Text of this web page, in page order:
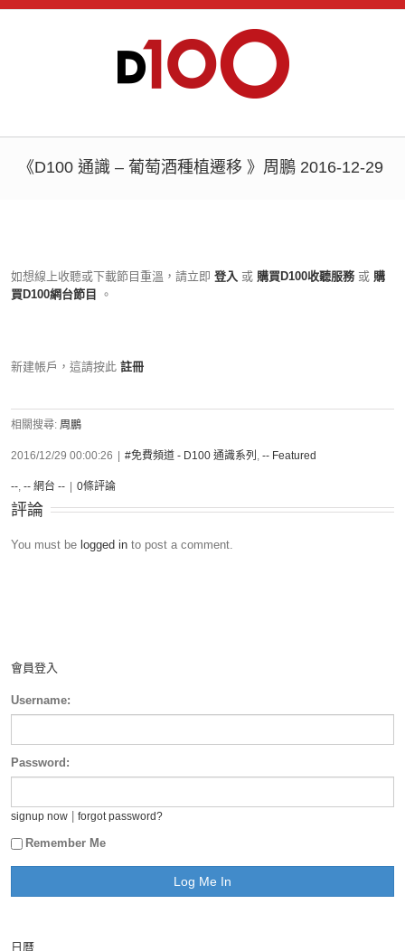
《D100 通識 – 葡萄酒種植遷移 》周鵬 2016-12-29
如想線上收聽或下載節目重溫，請立即 登入 或 購買D100收聽服務 或 購
買D100網台節目
。
新建帳戶，這請按此 註冊
相關搜尋: 周鵬
2016/12/29 00:00:26 #免費頻道 - D100 通識系列 , -- Featured
--, -- 網台 -- 0條評論
評論
You must be logged in to post a comment.
會員登入
Username:
Password:
signup now forgot password?
Remember Me
日曆